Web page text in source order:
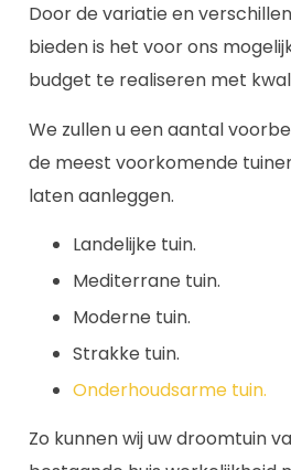
Door de variatie en
bieden is het voor ons
budget te realiseren met
We zullen u een aantal
de meest voorkomende
laten aanleggen.
Landelijke tuin.
Mediterrane tuin.
Moderne tuin.
Strakke tuin.
Onderhoudsarme tuin.
Zo kunnen wij uw droomtuin